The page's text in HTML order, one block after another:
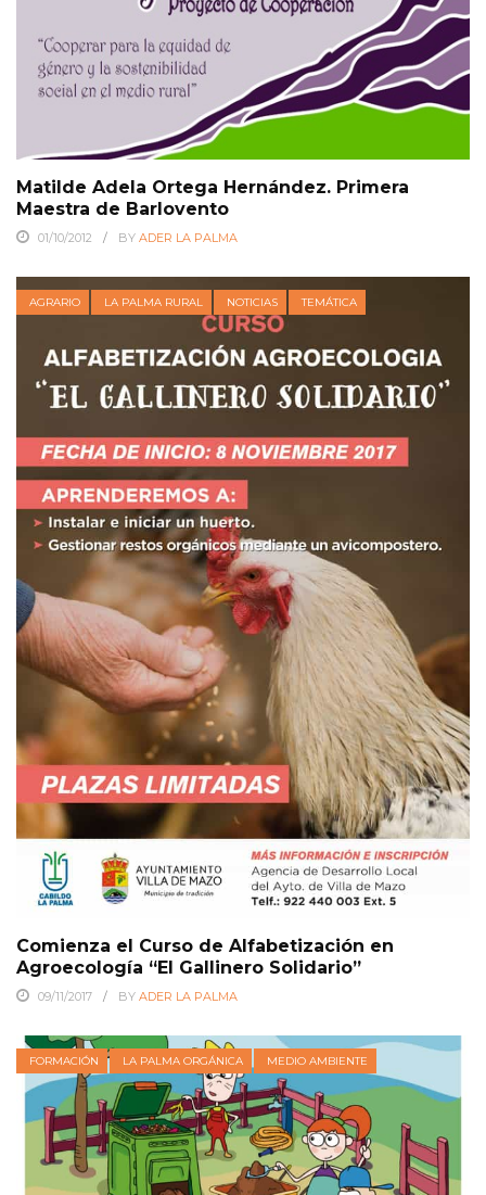
Matilde Adela Ortega Hernández. Primera
Maestra de Barlovento
01/10/2012 BY ADER LA PALMA
AGRARIO LA PALMA RURAL NOTICIAS TEMÁTICA
Comienza el Curso de Alfabetización en
Agroecología “El Gallinero Solidario”
09/11/2017 BY ADER LA PALMA
FORMACIÓN LA PALMA ORGÁNICA MEDIO AMBIENTE